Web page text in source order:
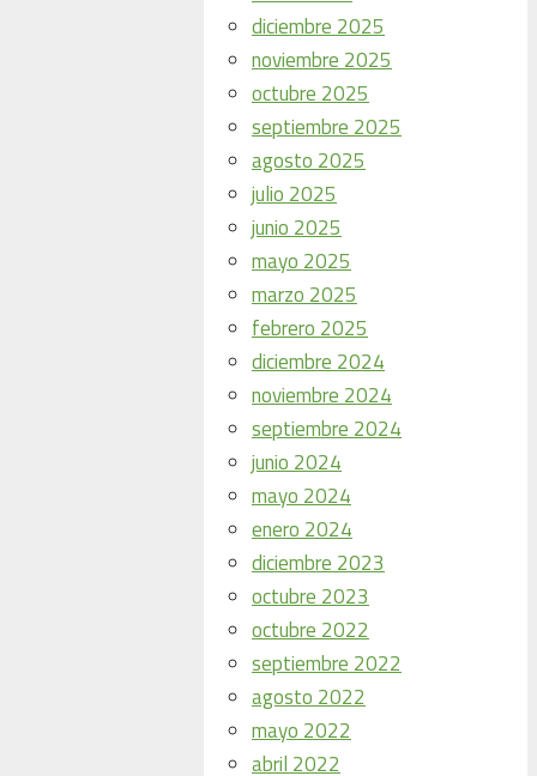
diciembre 2025
noviembre 2025
octubre 2025
septiembre 2025
agosto 2025
julio 2025
junio 2025
mayo 2025
marzo 2025
febrero 2025
diciembre 2024
noviembre 2024
septiembre 2024
junio 2024
mayo 2024
enero 2024
diciembre 2023
octubre 2023
octubre 2022
septiembre 2022
agosto 2022
mayo 2022
abril 2022